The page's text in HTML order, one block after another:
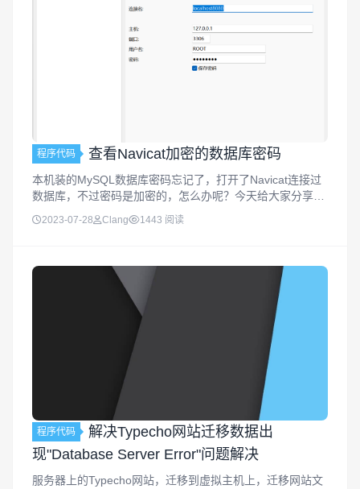
程序代码 查看Navicat加密的数据库密码
本机装的MySQL数据库密码忘记了，打开了Navicat连接过
数据库，不过密码是加密的，怎么办呢？今天给大家分享如
何查看Navicat加密的数据库密码，感兴趣的朋友一起看看
吧。查看Navicat加密的数据库密码通过导出连接信息点击
2023-07-28 Clang 1443 阅读
程序代码
解决Typecho网站迁移数据出
现"Database Server Error"问题解决
服务器上的Typecho网站，迁移到虚拟主机上，迁移网站文